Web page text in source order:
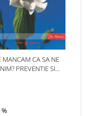
MANCAM CA SA NE
PREVENTIE SI
SI IN